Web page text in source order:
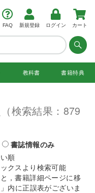
FAQ 新規登録 ログイン カート
教科書 書籍特典
（検索結果：879
書誌情報のみ
順
スより検索可能
，書籍詳細ページに移
内に正誤表がございま